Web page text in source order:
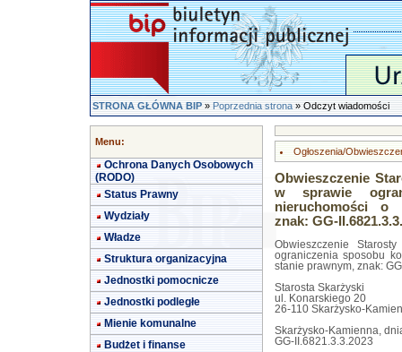
STRONA GŁÓWNA BIP»Poprzednia strona» Odczyt wiadomości
Menu:
Ochrona Danych Osobowych
(RODO)
Status Prawny
Wydziały
Władze
Struktura organizacyjna
Jednostki pomocnicze
Jednostki podległe
Mienie komunalne
Budżet i finanse
Ogłoszenia/
Obwieszczenie
w sprawie
nieruchomości o
znak: GG-
Obwieszczenie
ograniczenia sposobu
stanie prawnym, znak:
Starosta Skarżyski
ul. Konarskiego 20
26-110 Skarżysko-
Skarżysko-Kamienna,
GG-II.6821.3.3.2023